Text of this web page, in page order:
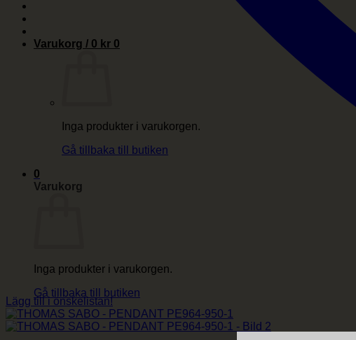
Varukorg / 0 kr 0
Inga produkter i varukorgen.
Gå tillbaka till butiken
0
Varukorg
Inga produkter i varukorgen.
Gå tillbaka till butiken
Lägg till i önskelistan!